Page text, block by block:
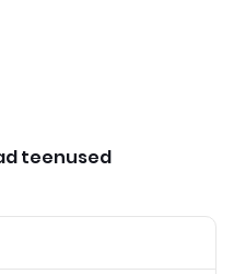
teenused